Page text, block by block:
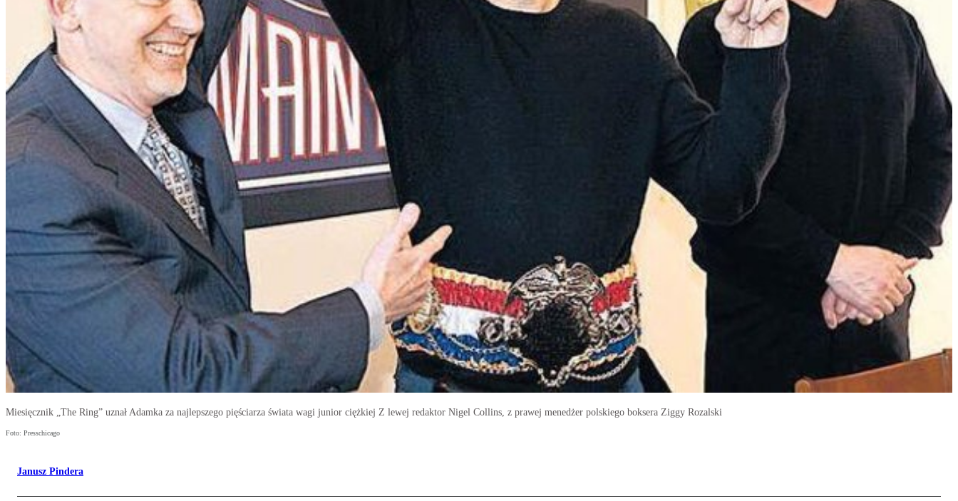
Miesięcznik „The Ring” uznał Adamka za najlepszego pięściarza świata wagi junior ciężkiej Z lewej redaktor Nigel Collins, z prawej menedżer polskiego boksera Ziggy Rozalski
Foto: Presschicago
Janusz Pindera